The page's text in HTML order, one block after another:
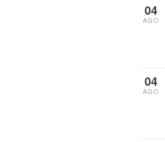
04
AGO
04
AGO